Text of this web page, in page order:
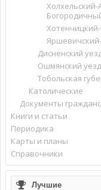
Дисненский
Ошмянский уезд
Тобольская
Католические
Документы
Книги и статьи
Периодика
Карты и планы
Справочники
Лучшие